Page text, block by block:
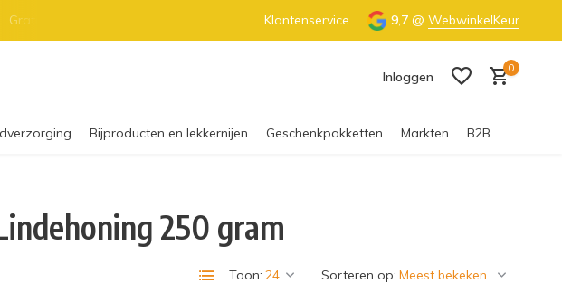
Gratis verzending vanaf €55 (NL) & €65 (BE) 100% Nederlandse honing
Klantenservice 9,7 @ WebwinkelKeur
Inloggen
0
Bijproducten en lekkernijen Geschenkpakketten Markten B2B
250 gram
Toon: Sorteren op: